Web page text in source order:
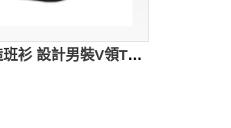
T278 訂造班衫 設計男裝V領T恤 撞色V領 訂製tee專門店 黑色